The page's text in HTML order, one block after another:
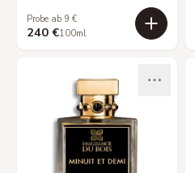
Probe ab 9 €
240 €100ml